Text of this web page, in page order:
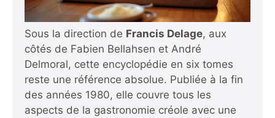
Sous la direction de Francis Delage, aux
côtés de Fabien Bellahsen et André
Delmoral, cette encyclopédie en six tomes
reste une référence absolue. Publiée à la fin
des années 1980, elle couvre tous les
aspects de la gastronomie créole avec une